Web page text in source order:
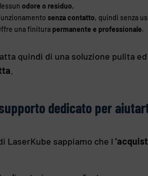
odore o residuo,
senza contatto, quindi senza
una finitura permanente e professionale.
quindi di una soluzione pulita
dedicato per
LaserKube sappiamo che l